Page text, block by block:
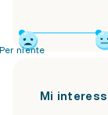
niente
Mi